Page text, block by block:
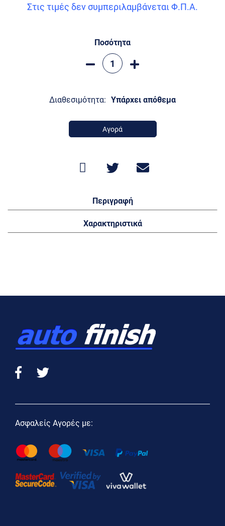
Στις τιμές δεν συμπεριλαμβάνεται Φ.Π.Α.
Ποσότητα
Διαθεσιμότητα: Υπάρχει απόθεμα
Αγορά
Περιγραφή
Χαρακτηριστικά
Ασφαλείς Αγορές με: